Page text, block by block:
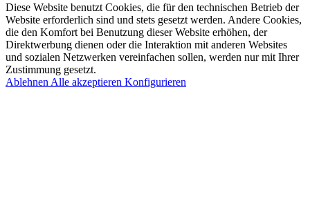
Diese Website benutzt Cookies, die für den technischen Betrieb der
Website erforderlich sind und stets gesetzt werden. Andere Cookies,
die den Komfort bei Benutzung dieser Website erhöhen, der
Direktwerbung dienen oder die Interaktion mit anderen Websites
und sozialen Netzwerken vereinfachen sollen, werden nur mit Ihrer
Zustimmung gesetzt.
Ablehnen Alle akzeptieren Konfigurieren